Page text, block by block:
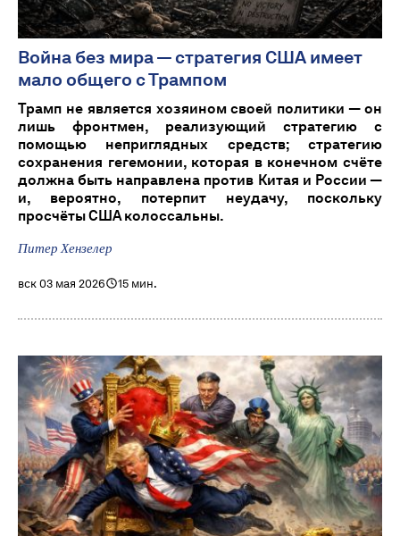
Война без мира — стратегия США имеет
мало общего с Трампом
Трамп не является хозяином своей политики — он
лишь фронтмен, реализующий стратегию с
помощью неприглядных средств; стратегию
сохранения гегемонии, которая в конечном счёте
должна быть направлена против Китая и России —
и, вероятно, потерпит неудачу, поскольку
просчёты США колоссальны.
Питер Хензелер
вск 03 мая 2026 15 мин.